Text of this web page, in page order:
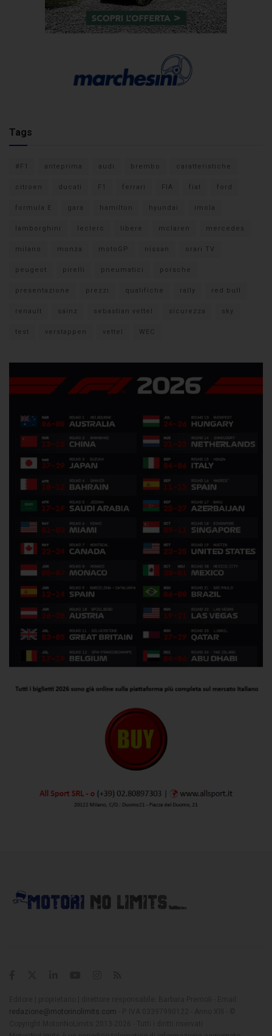
Tags
#F1 anteprima audi brembo caratteristiche
citroen ducati F1 ferrari FIA fiat ford
formula E gara hamilton hyundai imola
lamborghini leclerc libere mclaren mercedes
milano monza motoGP nissan orari TV
peugeot pirelli pneumatici porsche
presentazione prezzi qualifiche rally red bull
renault sainz sebastian vettel sicurezza sky
test verstappen vettel WEC
redazione@motorinolimits.com